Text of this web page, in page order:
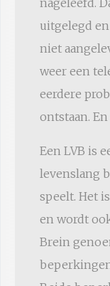
uitgelegd
niet
weer een
eerdere
ontstaan.
Een LVB is
levenslang
speelt. Het
en wordt
Brein